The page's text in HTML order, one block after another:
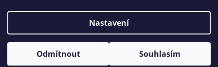
Nastavení
Odmítnout Souhlasím
. Všechna práva vyhrazena.
Vytvořil Shoptet